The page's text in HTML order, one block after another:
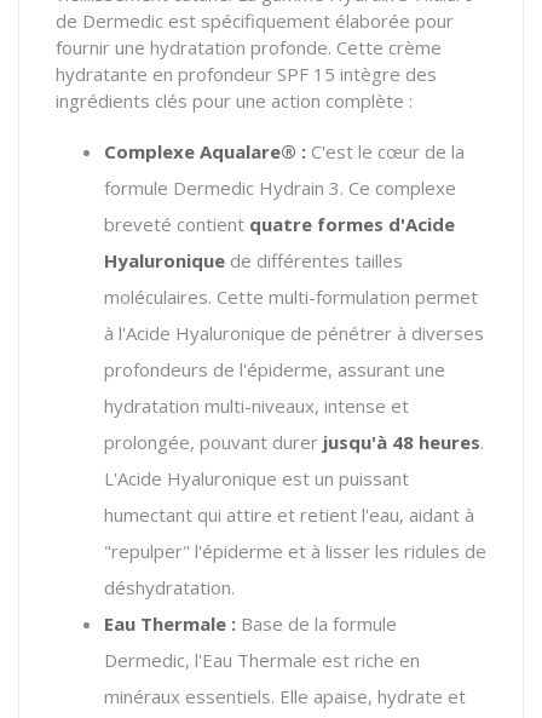
de Dermedic est spécifiquement élaborée pour
fournir une hydratation profonde. Cette crème
hydratante en profondeur SPF 15 intègre des
ingrédients clés pour une action complète :
Complexe Aqualare® : C'est le cœur de la
formule Dermedic Hydrain 3. Ce complexe
breveté contient quatre formes d'Acide
Hyaluronique de différentes tailles
moléculaires. Cette multi-formulation permet
à l'Acide Hyaluronique de pénétrer à diverses
profondeurs de l'épiderme, assurant une
hydratation multi-niveaux, intense et
prolongée, pouvant durer jusqu'à 48 heures.
L'Acide Hyaluronique est un puissant
humectant qui attire et retient l'eau, aidant à
"repulper" l'épiderme et à lisser les ridules de
déshydratation.
Eau Thermale : Base de la formule
Dermedic, l'Eau Thermale est riche en
minéraux essentiels. Elle apaise, hydrate et